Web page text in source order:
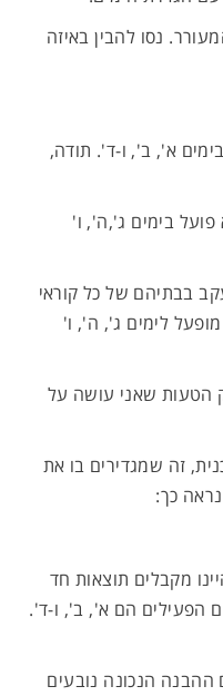
נסו להבין באיזה
א', ב', ו-ד'. תודה,
בימים ג',ה', ו'
בבתיהם של כל קוראי
לימים ג', ה', ו'
הטעות שאני עושה על
זה שמגדירים בו את
כך:
מקבלים תוצאות חד
הפעילים הם א', ב', ו-ד'.
הנכונה נובעים